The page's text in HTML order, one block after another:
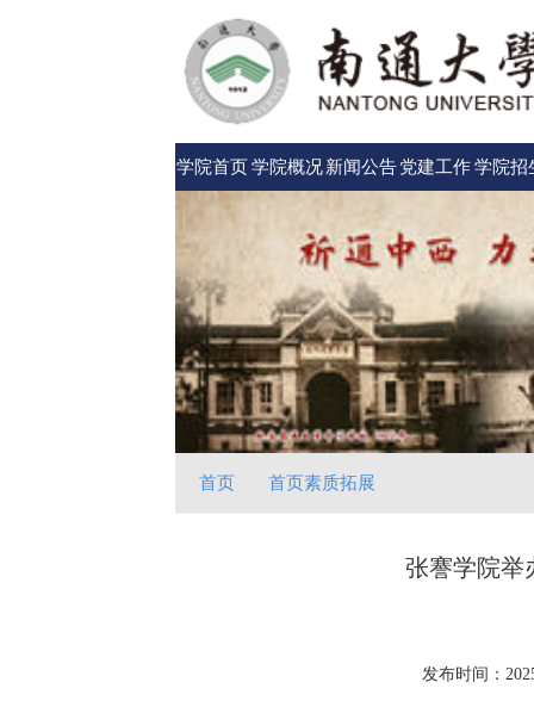
学院首页学院概况 新闻公告党建工作学院招
首页 首页素质拓展
张謇学院举
发布时间：